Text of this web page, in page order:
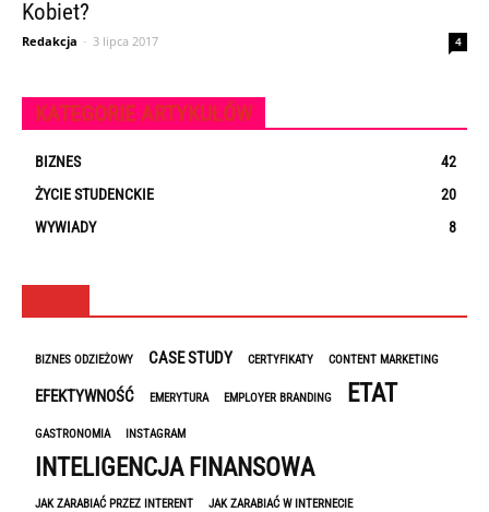
Kobiet?
Redakcja - 3 lipca 2017 4
KATEGORIE ARTYKUŁÓW
BIZNES
42
ŻYCIE STUDENCKIE
20
WYWIADY
8
BIZNES ODZIEŻOWY CASE STUDY CERTYFIKATY CONTENT MARKETING
EFEKTYWNOŚĆ EMERYTURA EMPLOYER BRANDING ETAT
GASTRONOMIA INSTAGRAM
INTELIGENCJA FINANSOWA
JAK ZARABIAĆ PRZEZ INTERENT JAK ZARABIAĆ W INTERNECIE